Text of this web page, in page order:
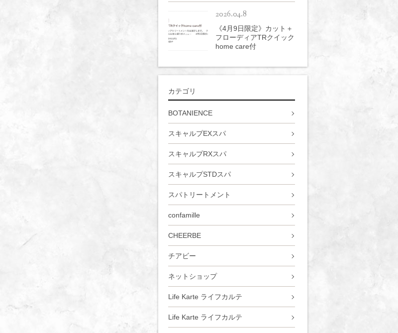
2026.04.8
《4月9日限定》カット＋
フローディアTRクイック
home care付
カテゴリ
BOTANIENCE
スキャルプEXスパ
スキャルプRXスパ
スキャルプSTDスパ
スパトリートメント
confamille
CHEERBE
チアビー
ネットショップ
Life Karte ライフカルテ
Life Karte ライフカルテ